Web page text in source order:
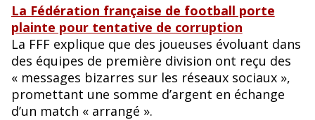
La Fédération française de football porte
plainte pour tentative de corruption
La FFF explique que des joueuses évoluant dans
des équipes de première division ont reçu des
« messages bizarres sur les réseaux sociaux »,
promettant une somme d’argent en échange
d’un match « arrangé ».